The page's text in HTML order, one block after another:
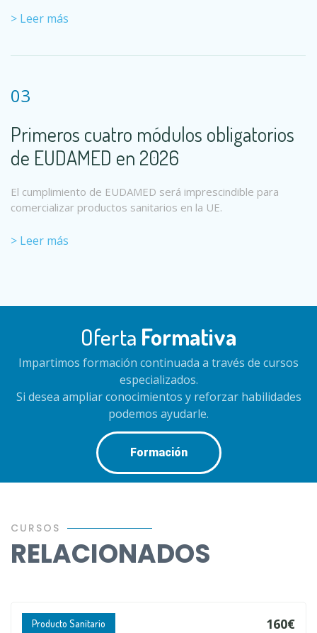
> Leer más
03
Primeros cuatro módulos obligatorios
de EUDAMED en 2026
El cumplimiento de EUDAMED será imprescindible para
comercializar productos sanitarios en la UE.
> Leer más
Oferta Formativa
Impartimos formación continuada a través de cursos
especializados.
Si desea ampliar conocimientos y reforzar habilidades
podemos ayudarle.
Formación
CURSOS
RELACIONADOS
Producto Sanitario 160€